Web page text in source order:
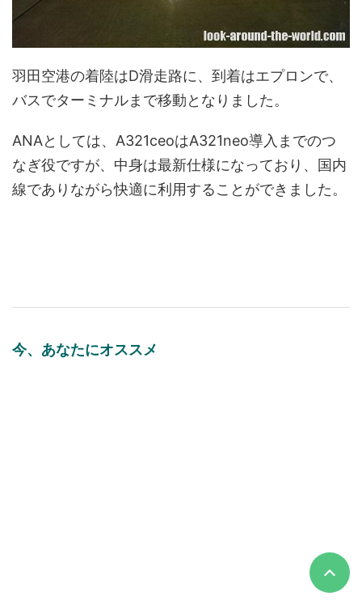
羽田空港の着陸はD滑走路に、到着はエプロンで、
バスでターミナルまで移動となりました。
ANAとしては、A321ceoはA321neo導入までのつ
なぎ役ですが、中身は最新仕様になっており、国内
線でありながら快適に利用することができました。
今、あなたにオススメ